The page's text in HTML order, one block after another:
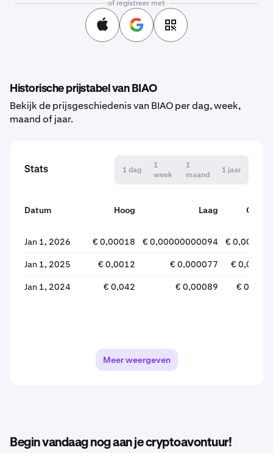
of registreer met
Historische prijstabel van BIAO
Bekijk de prijsgeschiedenis van BIAO per dag, week,
maand of jaar.
Stats 1 dag
1
week
1
maand
1 jaar
Datum Hoog Laag Open
Jan 1, 2026 € 0,00018 € 0,00000000094 € 0,00016
Jan 1, 2025 € 0,0012 € 0,000077 € 0,0011
Jan 1, 2024 € 0,042 € 0,00089 € 0,019
Meer weergeven
Begin vandaag nog aan je cryptoavontuur!